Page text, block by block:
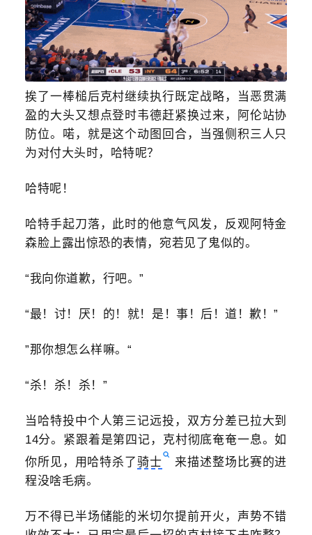
挨了一棒槌后克村继续执行既定战略，当恶贯满
盈的大头又想点登时韦德赶紧换过来，阿伦站协
防位。喏，就是这个动图回合，当强侧 积 三人只
为对付大头时，哈特呢？
哈特呢！
哈特手起刀落，此时的他意气风发，反观阿特金
森脸上露出惊恐的表情，宛若见了鬼似的。
“我向你道歉，行吧。”
“最！讨！厌！的！就！是！事！后！道！歉！”
”那你想怎么样嘛。 “
“杀！杀！杀！”
当哈特投中个人第三记远投，双方分差已拉大到
14分。紧跟着是第四记，克村彻底奄奄一息。如
你所见，用哈特杀了骑士
来描述整场比赛的进
程没啥毛病。
万不得已半场储能的米切尔提前开火，声势不错